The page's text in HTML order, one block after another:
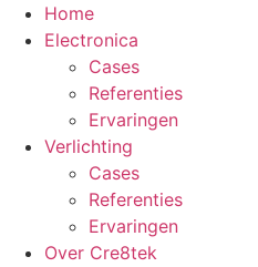
Home
Electronica
Cases
Referenties
Ervaringen
Verlichting
Cases
Referenties
Ervaringen
Over Cre8tek